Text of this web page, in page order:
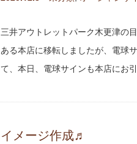
三井アウトレットパーク木更津の
ある本店に移転しましたが、電球
て、本日、電球サインも本店にお
イメージ作成♬